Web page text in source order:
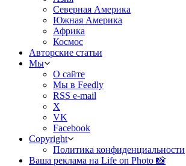
Северная Америка
Южная Америка
Африка
Космос
Авторские статьи
Мы
О сайте
Мы в Feedly
RSS e-mail
X
VK
Facebook
Copyright
Политика конфиденциальности
Ваша реклама на Life on Photo 📸